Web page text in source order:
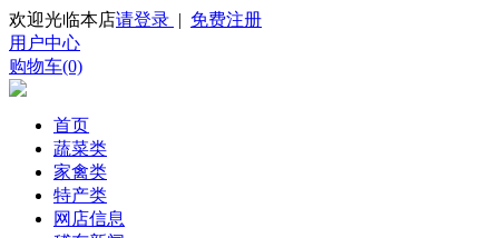
欢迎光临本店请登录 | 免费注册
用户中心
购物车(0)
首页
蔬菜类
家禽类
特产类
网店信息